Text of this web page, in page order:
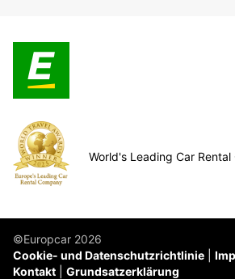
World's Leading Car
©Europcar 2026
Cookie- und Datenschutzrichtlinie
Kontakt
Grundsatzerklärung